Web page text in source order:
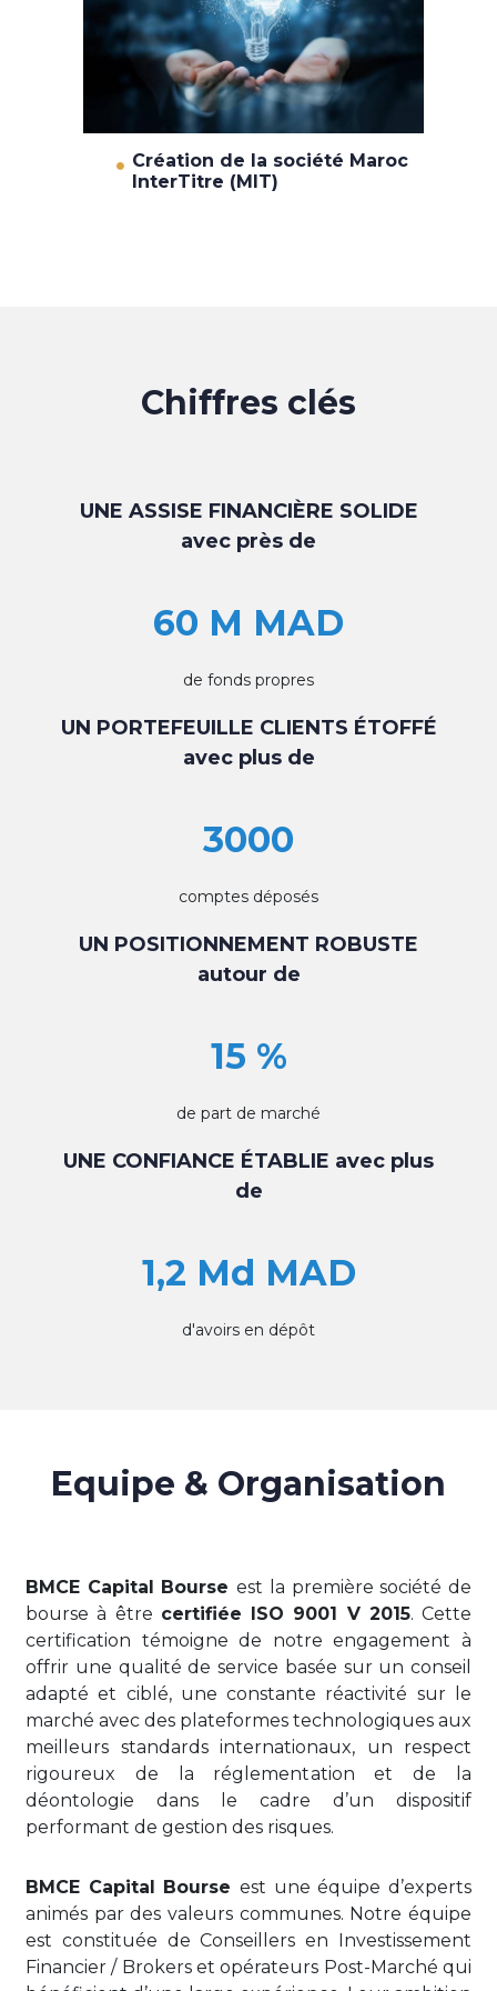
Création de la société Maroc
InterTitre (MIT)
Chiffres clés
UNE ASSISE FINANCIÈRE SOLIDE
avec près de
60 M MAD
de fonds propres
UN PORTEFEUILLE CLIENTS ÉTOFFÉ
avec plus de
3000
comptes déposés
UN POSITIONNEMENT ROBUSTE
autour de
15 %
de part de marché
UNE CONFIANCE ÉTABLIE avec plus
de
1,2 Md MAD
d'avoirs en dépôt
Equipe & Organisation
BMCE Capital Bourseest la première société de
bourse à être certifiée ISO 9001 V 2015. Cette
certification témoigne de notre engagement à
offrir une qualité de service basée sur un conseil
adapté et ciblé, une constante réactivité sur le
marché avec des plateformes technologiques aux
meilleurs standards internationaux, un respect
rigoureux de la réglementation et de la
déontologie dans le cadre d’un dispositif
performant de gestion des risques.
BMCE Capital Bourse est une équipe d’experts
animés par des valeurs communes. Notre équipe
est constituée de Conseillers en Investissement
Financier / Brokers et opérateurs Post-Marché qui